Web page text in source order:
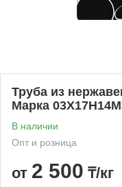
Труба из
Марка
В наличии
Опт и розница
от 2 500 ₸/кг